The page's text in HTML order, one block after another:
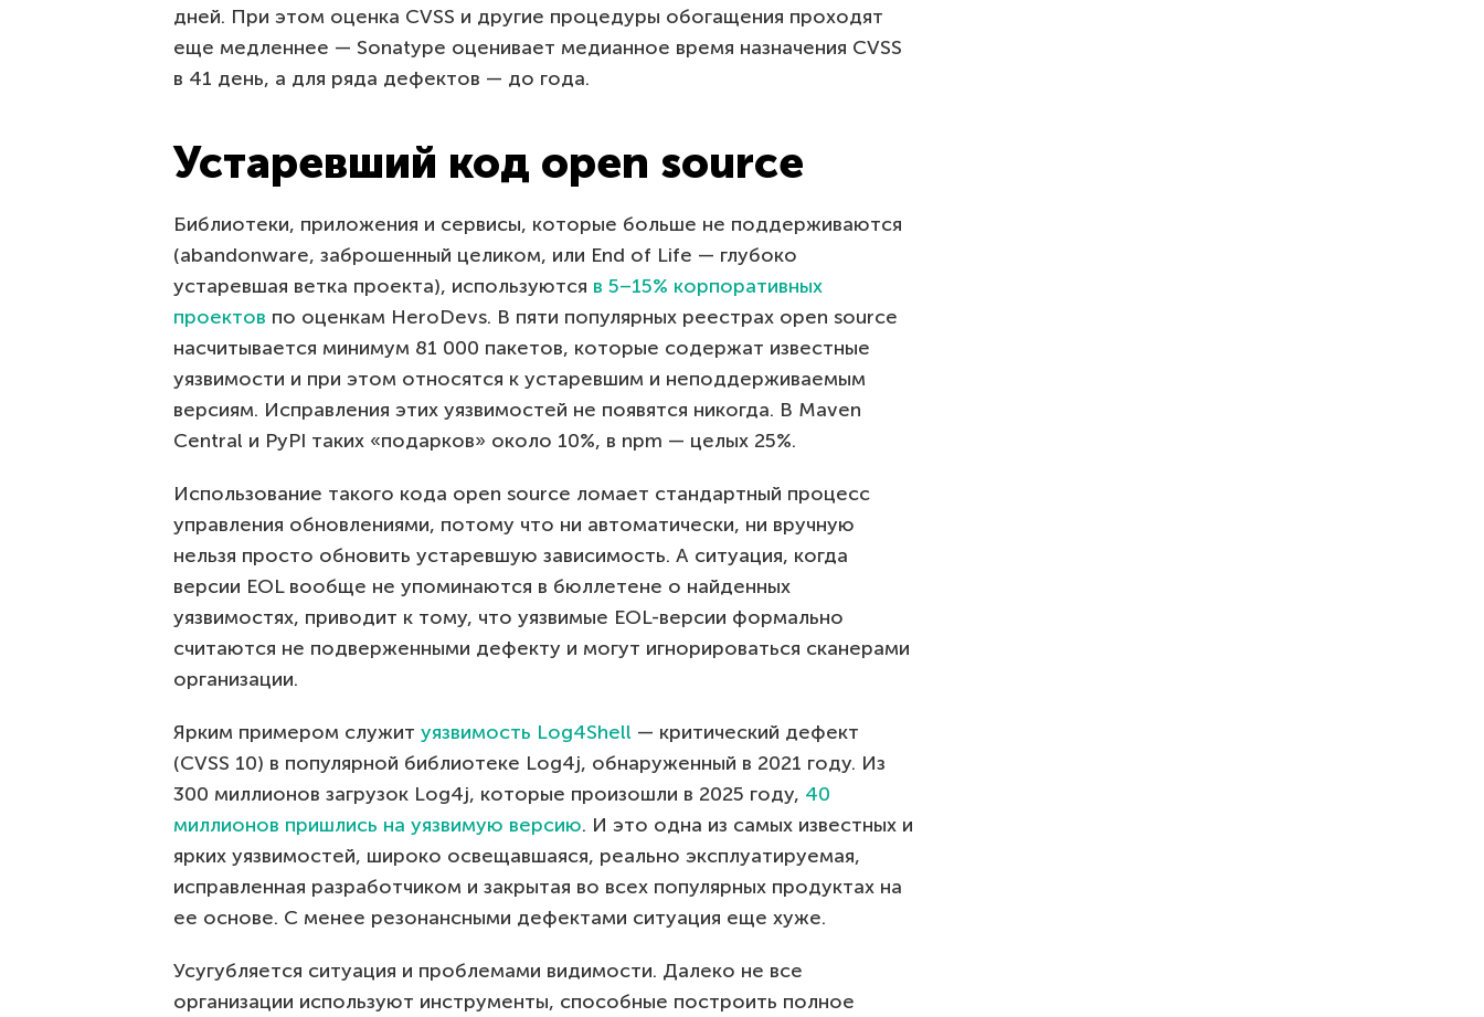
дней. При этом оценка CVSS и другие процедуры обогащения проходят
еще медленнее — Sonatype оценивает медианное время назначения CVSS
в 41 день, а для ряда дефектов — до года.
Устаревший код open source
Библиотеки, приложения и сервисы, которые больше не поддерживаются
(abandonware, заброшенный целиком, или End of Life — глубоко
устаревшая ветка проекта), используются в 5–15% корпоративных
проектов по оценкам HeroDevs. В пяти популярных реестрах open source
насчитывается минимум 81 000 пакетов, которые содержат известные
уязвимости и при этом относятся к устаревшим и неподдерживаемым
версиям. Исправления этих уязвимостей не появятся никогда. В Maven
Central и PyPI таких «подарков» около 10%, в npm — целых 25%.
Использование такого кода open source ломает стандартный процесс
управления обновлениями, потому что ни автоматически, ни вручную
нельзя просто обновить устаревшую зависимость. А ситуация, когда
версии EOL вообще не упоминаются в бюллетене о найденных
уязвимостях, приводит к тому, что уязвимые EOL-версии формально
считаются не подверженными дефекту и могут игнорироваться сканерами
организации.
Ярким примером служит уязвимость Log4Shell — критический дефект
(CVSS 10) в популярной библиотеке Log4j, обнаруженный в 2021 году. Из
300 миллионов загрузок Log4j, которые произошли в 2025 году, 40
миллионов пришлись на уязвимую версию. И это одна из самых известных и
ярких уязвимостей, широко освещавшаяся, реально эксплуатируемая,
исправленная разработчиком и закрытая во всех популярных продуктах на
ее основе. С менее резонансными дефектами ситуация еще хуже.
Усугубляется ситуация и проблемами видимости. Далеко не все
организации используют инструменты, способные построить полное